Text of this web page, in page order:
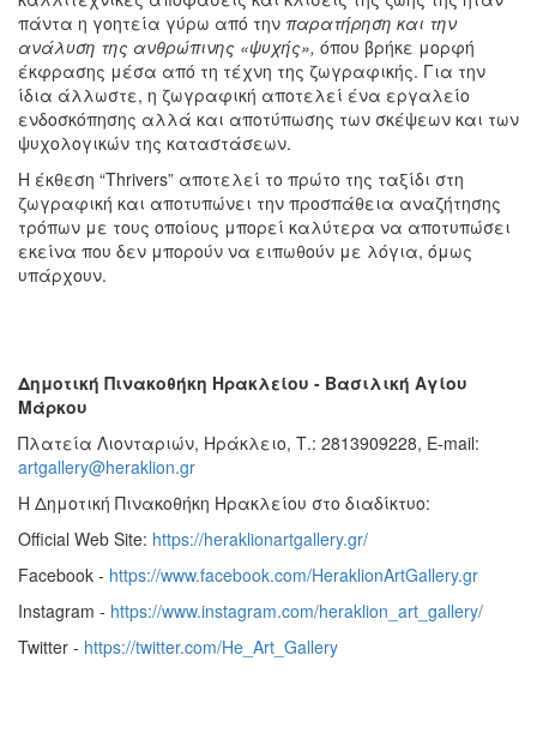
πάντα η γοητεία γύρω από την παρατήρηση και την
ανάλυση της ανθρώπινης «ψυχής», όπου βρήκε μορφή
έκφρασης μέσα από τη τέχνη της ζωγραφικής. Για την
ίδια άλλωστε, η ζωγραφική αποτελεί ένα εργαλείο
ενδοσκόπησης αλλά και αποτύπωσης των σκέψεων και των
ψυχολογικών της καταστάσεων.
Η έκθεση “Thrivers” αποτελεί το πρώτο της ταξίδι στη
ζωγραφική και αποτυπώνει την προσπάθεια αναζήτησης
τρόπων με τους οποίους μπορεί καλύτερα να αποτυπώσει
εκείνα που δεν μπορούν να ειπωθούν με λόγια, όμως
υπάρχουν.
Δημοτική Πινακοθήκη Ηρακλείου - Βασιλική Αγίου
Μάρκου
Πλατεία Λιονταριών, Ηράκλειο, Τ.: 2813909228, E-mail:
artgallery@heraklion.gr
Η Δημοτική Πινακοθήκη Ηρακλείου στο διαδίκτυο:
Official Web Site: https://heraklionartgallery.gr/
Facebook - https://www.facebook.com/HeraklionArtGallery.gr
Instagram - https://www.instagram.com/heraklion_art_gallery/
Twitter - https://twitter.com/He_Art_Gallery